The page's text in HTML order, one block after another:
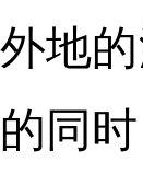
外地
的同